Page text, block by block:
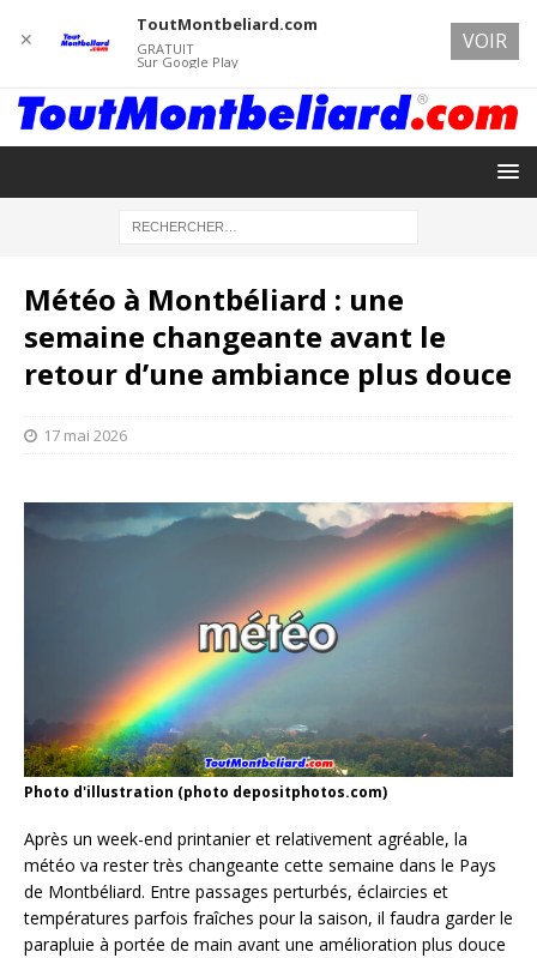
Météo à Montbéliard : une
semaine changeante avant le
retour d’une ambiance plus douce
17 mai 2026
Photo d'illustration (photo depositphotos.com)
Après un week-end printanier et relativement agréable, la
météo va rester très changeante cette semaine dans le Pays
de Montbéliard. Entre passages perturbés, éclaircies et
températures parfois fraîches pour la saison, il faudra garder le
parapluie à portée de main avant une amélioration plus douce
✕
ToutMontbeliard.com
GRATUIT
Sur Google Play
VOIR